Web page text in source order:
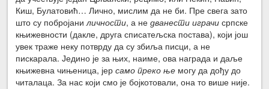
Киш, Булатовић… Лично, мислим да не би. Пре свега зато
што су побројаниличности, а недванести играчи српске
књижевности (дакле, друга списатељска постава), који још
увек траже неку потврду да су збиља писци, а не
пискарала. Једино је за њих, наиме, ова награда и даље
књижевна чињеница, јерсамо преко ње могу да дођу до
читалаца. За нас који смо је бојкотовали, она то више није.